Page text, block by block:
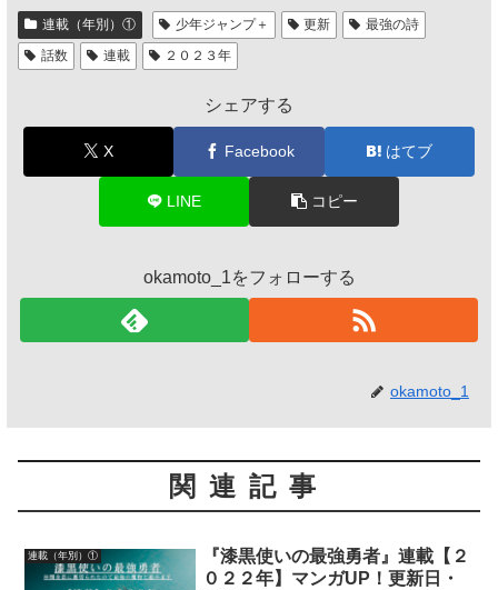
連載（年別）① 少年ジャンプ＋ 更新
最強の詩
話数
連載 ２０２３年
シェアする
X Facebook はてブ
LINE コピー
okamoto_1をフォローする
okamoto_1
関連記事
連載（年別）①
『漆黒使いの最強勇者』連載【２
０２２年】マンガUP！更新日・